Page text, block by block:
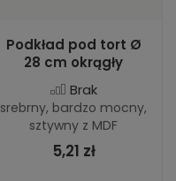
Podkład pod tort Ø
28 cm okrągły
Brak
srebrny, bardzo mocny,
sztywny z MDF
5,21 zł